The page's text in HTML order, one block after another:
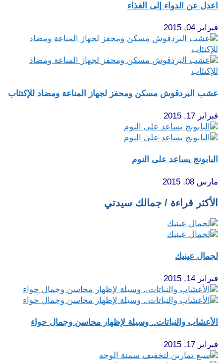
اعدل عن الدواء إلى الغذاء
فبراير 04, 2015
عشب البردقوش مسكن ومحفز لجهاز المناعة ومضاد للإكتئاب
فبراير 17, 2015
البابونج يساعد على النوم
مارس 08, 2015
الأكثر قراءة / جمالك سيدتي
لجمال عينيك
فبراير 14, 2015
الأعشاب والنباتات.. وسيلة لإظهار محاسن وجمال حواء
فبراير 17, 2015